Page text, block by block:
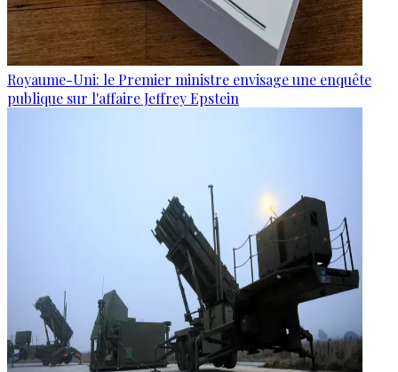
Royaume-Uni: le Premier ministre envisage une enquête
publique sur l'affaire Jeffrey Epstein